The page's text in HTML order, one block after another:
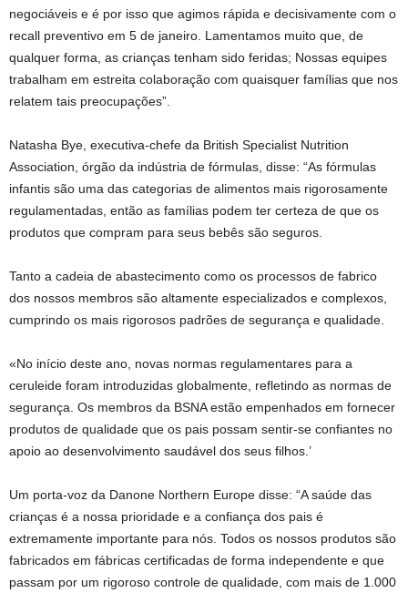
negociáveis ​​e é por isso que agimos rápida e decisivamente com o
recall preventivo em 5 de janeiro. Lamentamos muito que, de
qualquer forma, as crianças tenham sido feridas; Nossas equipes
trabalham em estreita colaboração com quaisquer famílias que nos
relatem tais preocupações”.
Natasha Bye, executiva-chefe da British Specialist Nutrition
Association, órgão da indústria de fórmulas, disse: “As fórmulas
infantis são uma das categorias de alimentos mais rigorosamente
regulamentadas, então as famílias podem ter certeza de que os
produtos que compram para seus bebês são seguros.
Tanto a cadeia de abastecimento como os processos de fabrico
dos nossos membros são altamente especializados e complexos,
cumprindo os mais rigorosos padrões de segurança e qualidade.
«No início deste ano, novas normas regulamentares para a
ceruleide foram introduzidas globalmente, refletindo as normas de
segurança. Os membros da BSNA estão empenhados em fornecer
produtos de qualidade que os pais possam sentir-se confiantes no
apoio ao desenvolvimento saudável dos seus filhos.’
Um porta-voz da Danone Northern Europe disse: “A saúde das
crianças é a nossa prioridade e a confiança dos pais é
extremamente importante para nós. Todos os nossos produtos são
fabricados em fábricas certificadas de forma independente e que
passam por um rigoroso controle de qualidade, com mais de 1.000